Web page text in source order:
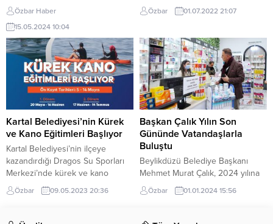
şöyledir: “Başakşehir ilçemizde
yaşanan elim olayla ilgili, İBB’nin
köklü kuruluşu İSKİ’yi suçlayan
haberler gerçeği
yansıtmamaktadır. Başakşehir
İlçesi Kayabaşı Mahallesi’nde 2
çocuğun gölette boğularak
hayatını kaybettiği su birikintisinin
oluştuğu alan kesinlikle İSKİ’nin
değildir. Boğulma olayının
meydana geldiği...
Özbar Haber
15.05.2024 10:04
geçirilen proje ile Almanya’dan
gelen öğrenciler, Kartal
gösteren ve Türkiye’nin ilk alerji
kreşi olan Mevhibe İnönü Çocuk
Gelişim Merkezi’nde staj yapacak.
Kartal Belediyesi, Alerji ile Yaşam
Derneği ve DHBW Üniversitesi iş
birliğiyle hayata...
Özbar 01.07.2022 21:07
Kartal Belediyesi’nin Kürek
ve Kano Eğitimleri Başlıyor
Kartal Belediyesi’nin ilçeye
kazandırdığı Dragos Su Sporları
Merkezi’nde kürek ve kano
eğitimleri başlıyor. ‘Spora Adım At,
Kartal’a Hareket Kat’” sloganıyla
başlatılan eğitimlerden 14-60 yaş
Özbar 09.05.2023 20:36
Başkan Çalık Yılın Son
Gününde Vatandaşlarla
Buluştu
Beylikdüzü Belediye Başkanı
Mehmet Murat Çalık, 2024 yılına
saatler kala ilçedeki esnaf,
vatandaş ve yeni yıla görevi
ve sağlık çalışanlarını ziyaret etti.
Özbar 01.01.2024 15:56